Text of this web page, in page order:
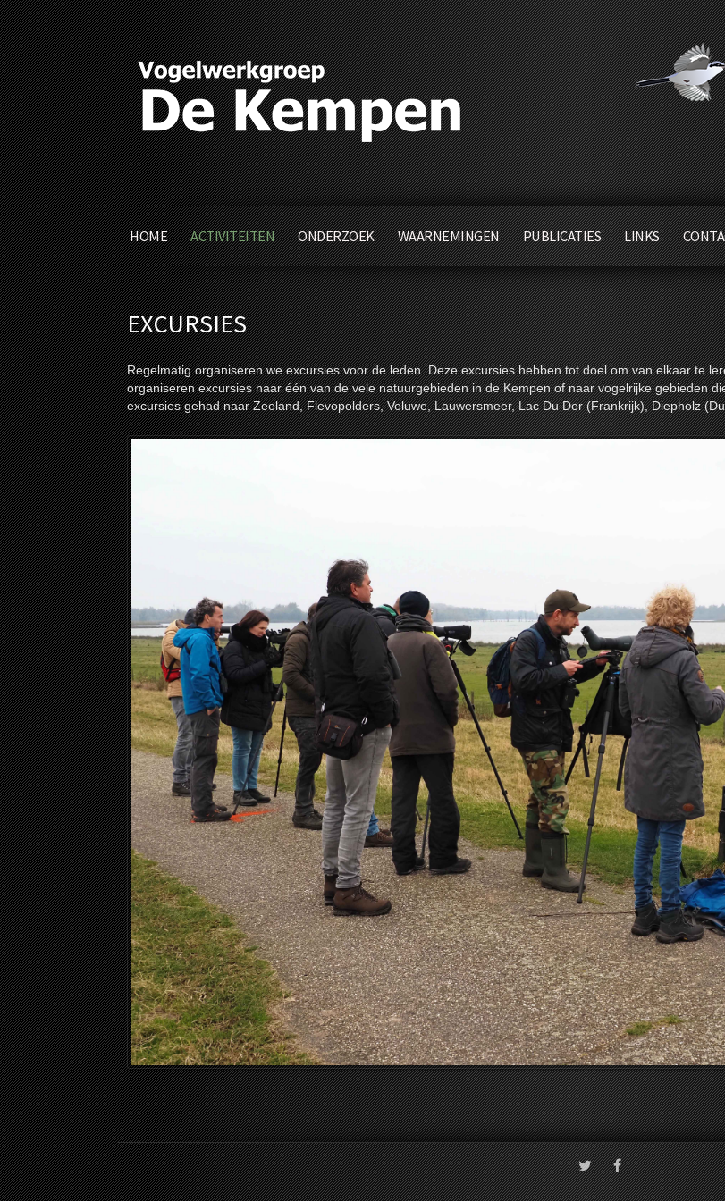
HOME ACTIVITEITEN ONDERZOEK WAARNEMINGEN PUBLICATIES LINKS
EXCURSIES
Regelmatig organiseren we excursies voor de leden. Deze excursies hebben tot doel om van elkaar te
organiseren excursies naar één van de vele natuurgebieden in de Kempen of naar vogelrijke gebieden
excursies gehad naar Zeeland, Flevopolders, Veluwe, Lauwersmeer, Lac Du Der (Frankrijk), Diepholz